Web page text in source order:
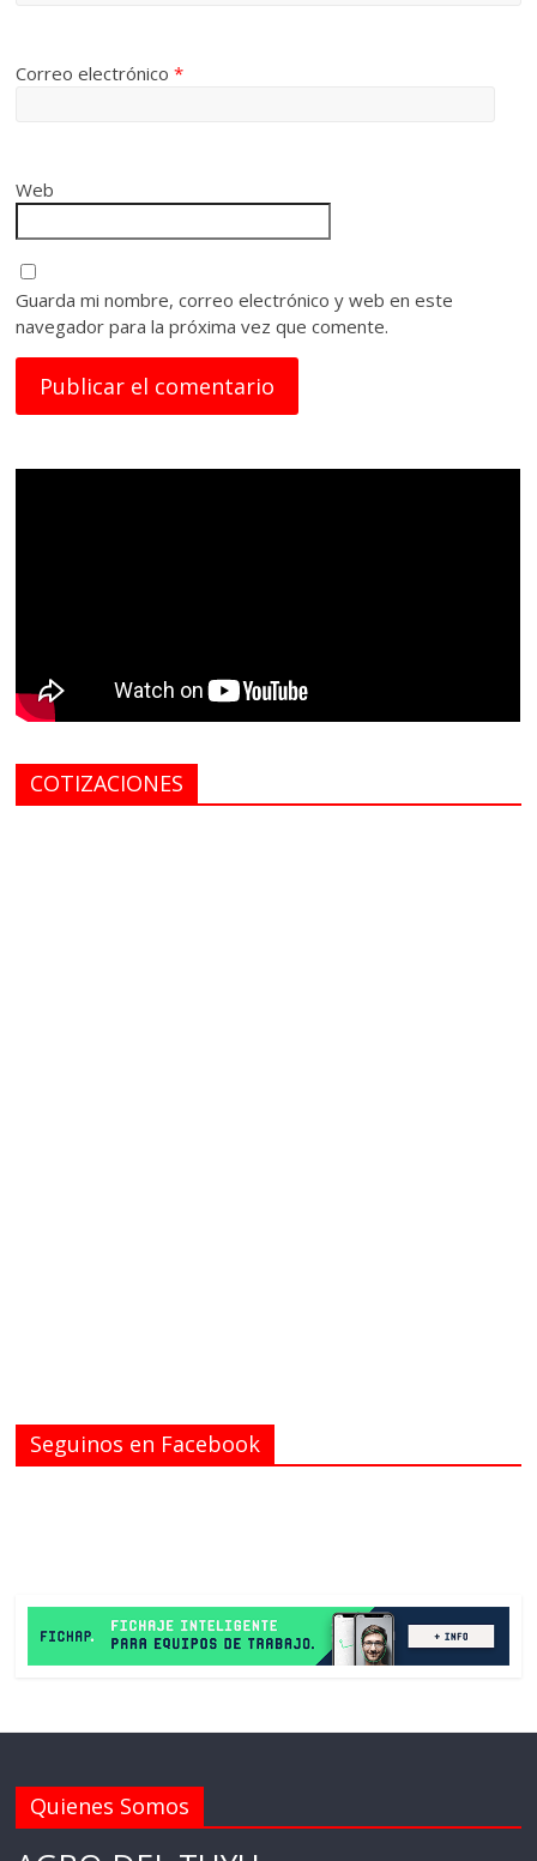
Correo electrónico*
Web
Guarda mi nombre, correo electrónico y web en este
navegador para la próxima vez que comente.
COTIZACIONES
Seguinos en Facebook
Quienes Somos